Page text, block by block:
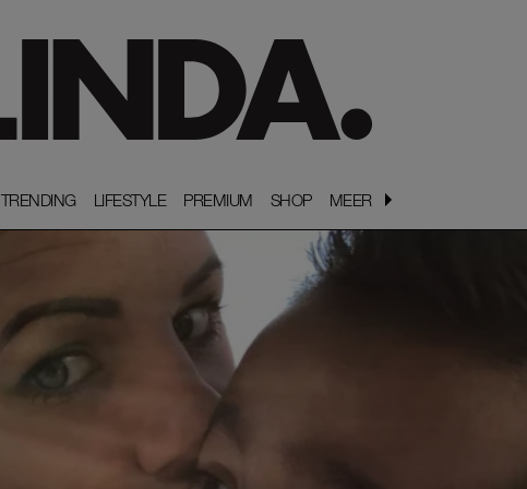
TRENDING
TRENDING LIFESTYLE
LIFESTYLE PREMIUM
PREMIUM SHOP
SHOP MEER
MEER